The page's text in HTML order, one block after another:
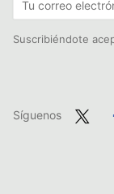
Suscribiéndote
Síguenos